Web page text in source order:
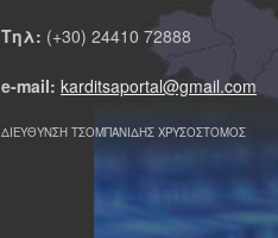
Τηλ: (+30) 24410 72888
e-mail: karditsaportal@gmail.com
ΔΙΕΥΘΥΝΣΗ ΤΣΟΜΠΑΝΙΔΗΣ ΧΡΥΣΟΣΤΟΜΟΣ